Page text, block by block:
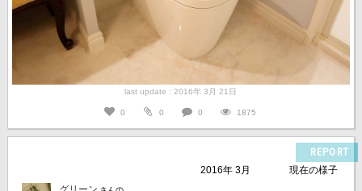
last update : 2016年 3月 21日
0 0 0 1875
REPORT
2016年 3月
現在の様子